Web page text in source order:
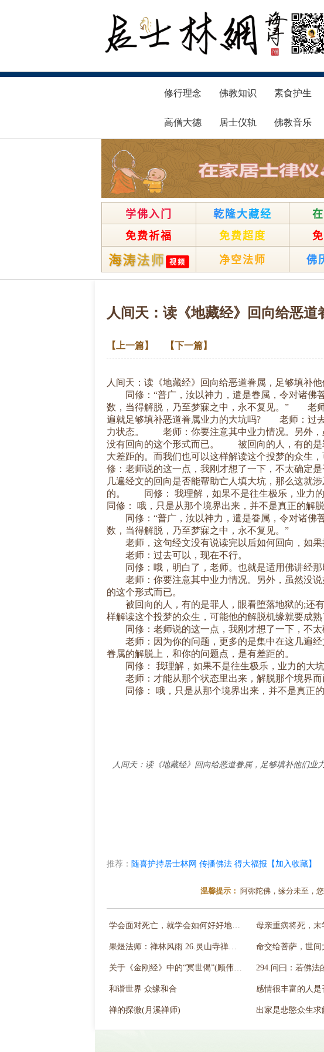
人间天：读《地藏经》回向给恶
【上一篇】 【下一篇】
人间天：读《地藏经》回向给恶道眷属，足够填补
同修：“普广，汝以神力，遣是眷属，令对诸佛
数，当得解脱，乃至梦寐之中，永不复见。” 老师
遍就足够填补恶道眷属业力的大坑吗? 老师：过
力状态。 老师：你要注意其中业力情况。另外，
没有回向的这个形式而已。 被回向的人，有的是
大差距的。而我们也可以这样解读这个投梦的众
修：老师说的这一点，我刚才想了一下，不太确
几遍经文的回向是否能帮助亡人填大坑，那么这就
的。 同修： 我理解，如果不是往生极乐，业力
同修： 哦，只是从那个境界出来，并不是真正的解
同修：“普广，汝以神力，遣是眷属，令对诸佛
数，当得解脱，乃至梦寐之中，永不复见。”
老师，这句经文没有说读完以后如何回向，如果
老师：过去可以，现在不行。
同修：哦，明白了，老师。也就是适用佛讲经那
老师：你要注意其中业力情况。另外，虽然没说
的这个形式而已。
被回向的人，有的是罪人，眼看堕落地狱的;还有
样解读这个投梦的众生，可能他的解脱机缘就要成
同修：老师说的这一点，我刚才想了一下，不太
老师：因为你的问题，更多的是集中在这几遍经
眷属的解脱上，和你的问题点，是有差距的。
同修： 我理解，如果不是往生极乐，业力的大
老师：才能从那个状态里出来，解脱那个境界而
同修： 哦，只是从那个境界出来，并不是真正的
人间天：读《地藏经》回向给恶道眷属，足够填补他们业
推荐： 随喜护持居士林网 传播佛法 得大福报 【加入收藏】
温馨提示： 阿弥陀佛，缘分未至，
和谐世界 众缘和合
禅的探微(月溪禅师)